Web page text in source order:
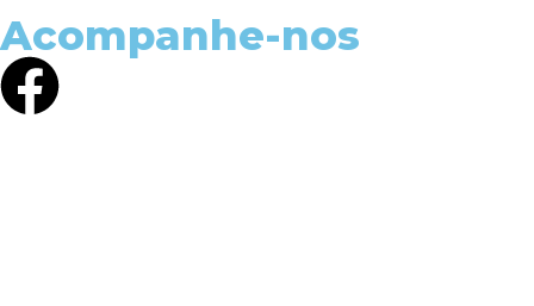
Acompanhe-nos